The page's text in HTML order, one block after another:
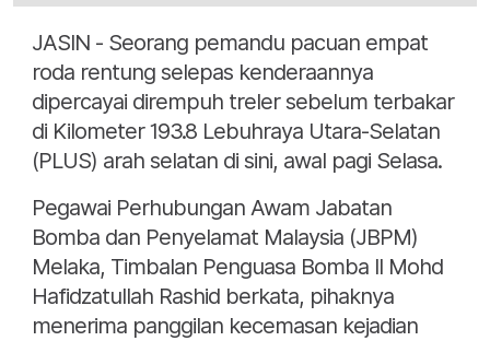
JASIN - Seorang pemandu pacuan empat
roda rentung selepas kenderaannya
dipercayai dirempuh treler sebelum terbakar
di Kilometer 193.8 Lebuhraya Utara-Selatan
(PLUS) arah selatan di sini, awal pagi Selasa.
Pegawai Perhubungan Awam Jabatan
Bomba dan Penyelamat Malaysia (JBPM)
Melaka, Timbalan Penguasa Bomba II Mohd
Hafidzatullah Rashid berkata, pihaknya
menerima panggilan kecemasan kejadian